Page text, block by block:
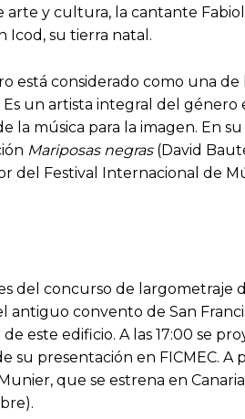
arte y cultura, la cantante
Icod, su tierra natal.
considerado como una
un artista integral del
música para la imagen. En
Mariposas negras(David
del Festival Internacional de
del concurso de
convento de San
este edificio. A las 17:00 se
su presentación en FICMEC.
que se estrena en